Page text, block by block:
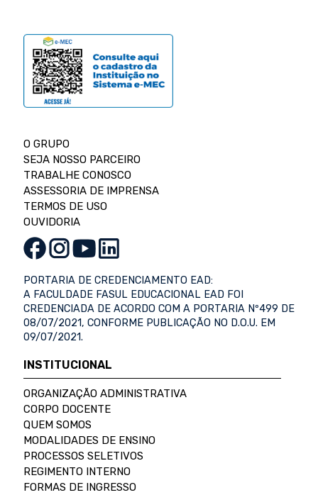
O GRUPO
SEJA NOSSO PARCEIRO
TRABALHE CONOSCO
ASSESSORIA DE IMPRENSA
TERMOS DE USO
OUVIDORIA
PORTARIA DE CREDENCIAMENTO EAD:
A FACULDADE FASUL EDUCACIONAL EAD FOI
CREDENCIADA DE ACORDO COM A PORTARIA Nº499 DE
08/07/2021, CONFORME PUBLICAÇÃO NO D.O.U. EM
09/07/2021.
INSTITUCIONAL
ORGANIZAÇÃO ADMINISTRATIVA
CORPO DOCENTE
QUEM SOMOS
MODALIDADES DE ENSINO
PROCESSOS SELETIVOS
REGIMENTO INTERNO
FORMAS DE INGRESSO